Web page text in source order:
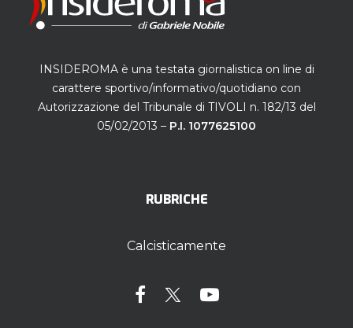
INSIDEROMA è una testata giornalistica on line di
carattere sportivo/informativo/quotidiano con
Autorizzazione del Tribunale di TIVOLI n. 182/13 del
05/02/2013 – P.I. 1077625100
RUBRICHE
Calcisticamente